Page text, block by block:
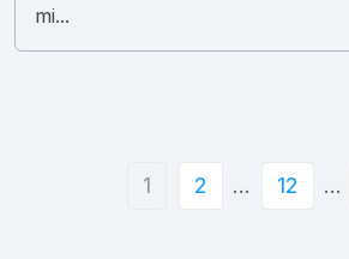
mi...
1 2 … 12 …